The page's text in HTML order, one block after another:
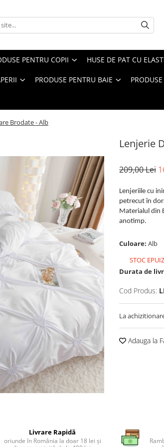
PENTRU COPII HUSE DE PAT CU
PRODUSE PENTRU BAIE
Brodate - Alb
Lenjerie
209,00 Lei
Lenjeriile cu
petrecut în
Materialul din
anotimp.
Culoare: Alb
STOC
Durata de
Cod Produs:
La
Adauga la
Livrare Rapidă
oriunde în România la doar 18 lei și